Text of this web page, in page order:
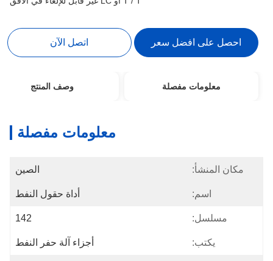
احصل على افضل سعر اتصل الآن
معلومات مفصلة وصف المنتج
معلومات مفصلة
مكان المنشأ: الصين
اسم: أداة حقول النفط
مسلسل: 142
يكتب: أجزاء آلة حفر النفط